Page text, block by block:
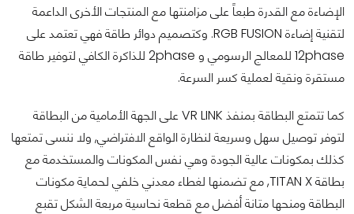
الإضاءة مع القدرة طبعاً على مزامنتها مع المنتجات الأخرى الداعمة
لتقنية إضاءة RGB FUSION. وكتصميم دوائر طاقة فهي تعتمد على
12phase للمعالج الرسومي و 2phase للذاكرة الكافي لتوفير طاقة
مستقرة ونقية لعملية كسر السرعة.
كما تتمتع البطاقة بمنفذ VR LINK على الجهة الأمامية من البطاقة
لتوفر توصيل سهل وسريعة لنظارة الواقع الافتراضي, ولا ننسى تمتعها
كذلك بمكونات عالية الجودة وهي نفس المكونات والمستخدمة مع
بطاقة TITAN X, مع تضمنها لغطاء معدني خلفي لحماية مكونات
البطاقة ومنحها متانة أفضل مع قطعة نحاسية مربعة الشكل تقبع